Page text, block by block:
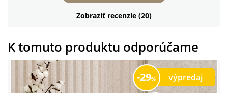
Zobraziť recenzie (20)
výpredaj
29
K tomuto produktu odporúčame